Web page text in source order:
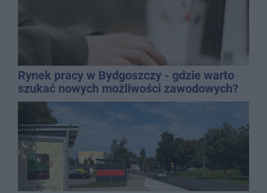
Rynek pracy w Bydgoszczy - gdzie warto
szukać nowych możliwości zawodowych?